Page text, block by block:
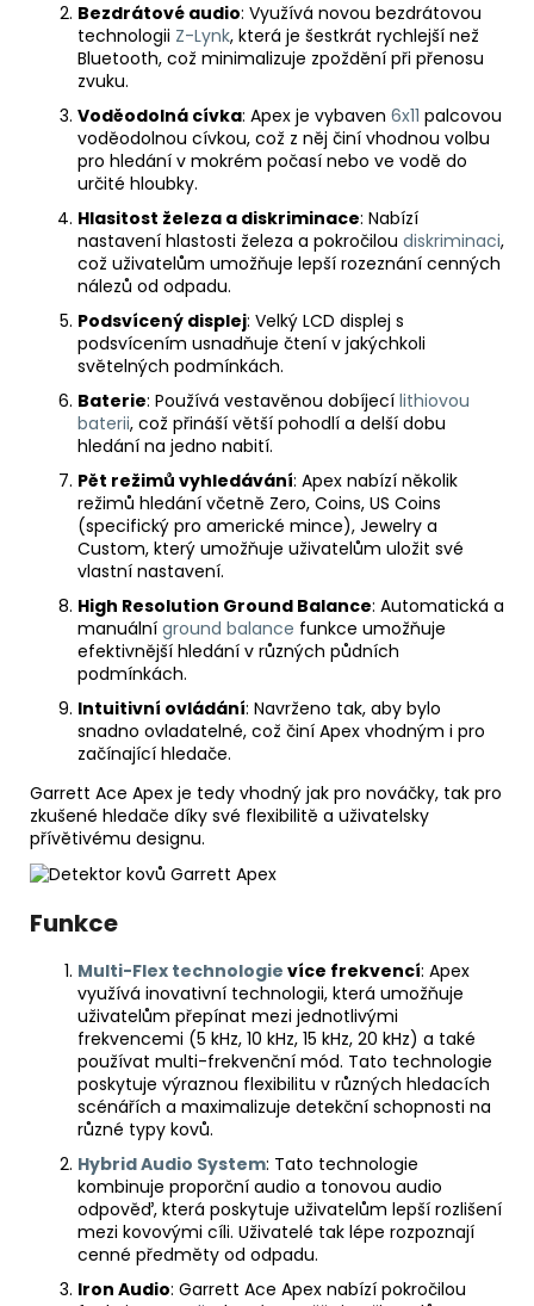
Bezdrátové audio: Využívá novou bezdrátovou
technologii Z-Lynk, která je šestkrát rychlejší než
Bluetooth, což minimalizuje zpoždění při přenosu
zvuku.
Voděodolná cívka: Apex je vybaven 6x11 palcovou
voděodolnou cívkou, což z něj činí vhodnou volbu
pro hledání v mokrém počasí nebo ve vodě do
určité hloubky.
Hlasitost železa a diskriminace: Nabízí
nastavení hlastosti železa a pokročilou diskriminaci,
což uživatelům umožňuje lepší rozeznání cenných
nálezů od odpadu.
Podsvícený displej: Velký LCD displej s
podsvícením usnadňuje čtení v jakýchkoli
světelných podmínkách.
Baterie: Používá vestavěnou dobíjecí lithiovou
baterii, což přináší větší pohodlí a delší dobu
hledání na jedno nabití.
Pět režimů vyhledávání: Apex nabízí několik
režimů hledání včetně Zero, Coins, US Coins
(specifický pro americké mince), Jewelry a
Custom, který umožňuje uživatelům uložit své
vlastní nastavení.
High Resolution Ground Balance: Automatická a
manuální ground balance funkce umožňuje
efektivnější hledání v různých půdních
podmínkách.
Intuitivní ovládání: Navrženo tak, aby bylo
snadno ovladatelné, což činí Apex vhodným i pro
začínající hledače.
Garrett Ace Apex je tedy vhodný jak pro nováčky, tak pro
zkušené hledače díky své flexibilitě a uživatelsky
přívětivému designu.
Funkce
Multi-Flex technologie více frekvencí: Apex
využívá inovativní technologii, která umožňuje
uživatelům přepínat mezi jednotlivými
frekvencemi (5 kHz, 10 kHz, 15 kHz, 20 kHz) a také
používat multi-frekvenční mód. Tato technologie
poskytuje výraznou flexibilitu v různých hledacích
scénářích a maximalizuje detekční schopnosti na
různé typy kovů.
Hybrid Audio System: Tato technologie
kombinuje proporční audio a tonovou audio
odpověď, která poskytuje uživatelům lepší rozlišení
mezi kovovými cíli. Uživatelé tak lépe rozpoznají
cenné předměty od odpadu.
Iron Audio: Garrett Ace Apex nabízí pokročilou